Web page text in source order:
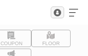
COUPON FLOOR